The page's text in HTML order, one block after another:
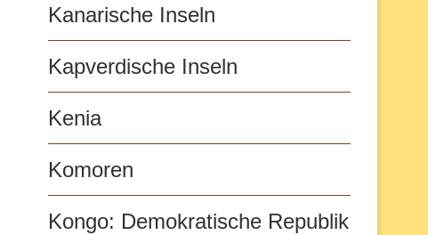
Kanarische Inseln
Kapverdische Inseln
Kenia
Komoren
Kongo: Demokratische Republik